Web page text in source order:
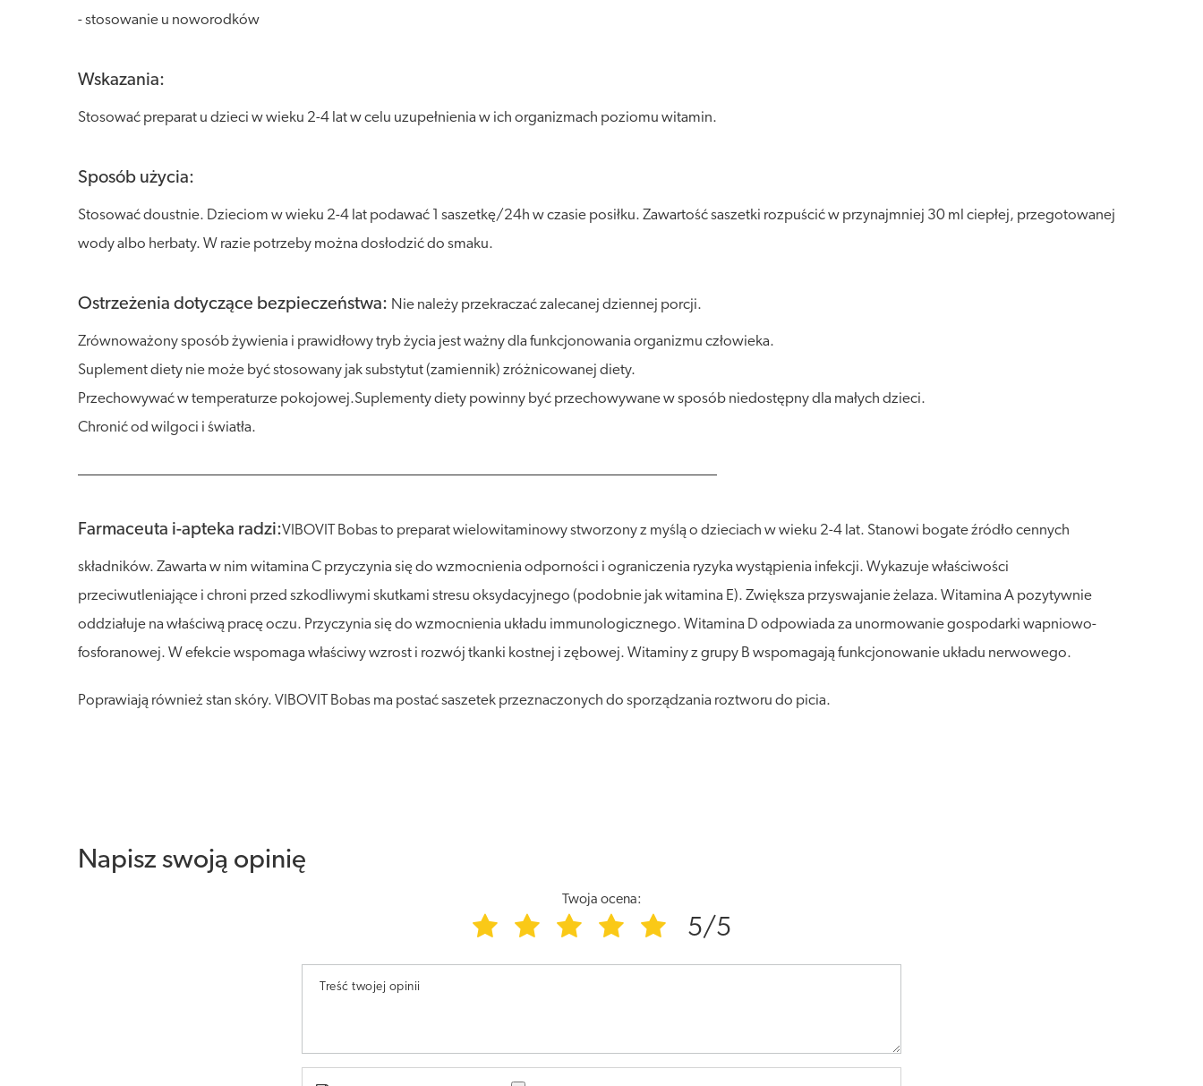
- stosowanie u noworodków
Wskazania:
Stosować preparat u dzieci w wieku 2-4 lat w celu uzupełnienia w ich organizmach poziomu witamin.
Sposób użycia:
Stosować doustnie. Dzieciom w wieku 2-4 lat podawać 1 saszetkę/24h w czasie posiłku. Zawartość saszetki rozpuścić w przynajmniej 30 ml ciepłej, przegotowanej
wody albo herbaty. W razie potrzeby można dosłodzić do smaku.
Ostrzeżenia dotyczące bezpieczeństwa: Nie należy przekraczać zalecanej dziennej porcji.
Zrównoważony sposób żywienia i prawidłowy tryb życia jest ważny dla funkcjonowania organizmu człowieka.
Suplement diety nie może być stosowany jak substytut (zamiennik) zróżnicowanej diety.
Przechowywać w temperaturze pokojowej.Suplementy diety powinny być przechowywane w sposób niedostępny dla małych dzieci.
Chronić od wilgoci i światła.
Farmaceuta i-apteka radzi:VIBOVIT Bobas to preparat wielowitaminowy stworzony z myślą o dzieciach w wieku 2-4 lat. Stanowi bogate źródło cennych
składników. Zawarta w nim witamina C przyczynia się do wzmocnienia odporności i ograniczenia ryzyka wystąpienia infekcji. Wykazuje właściwości
przeciwutleniające i chroni przed szkodliwymi skutkami stresu oksydacyjnego (podobnie jak witamina E). Zwiększa przyswajanie żelaza. Witamina A pozytywnie
oddziałuje na właściwą pracę oczu. Przyczynia się do wzmocnienia układu immunologicznego. Witamina D odpowiada za unormowanie gospodarki wapniowo-
fosforanowej. W efekcie wspomaga właściwy wzrost i rozwój tkanki kostnej i zębowej. Witaminy z grupy B wspomagają funkcjonowanie układu nerwowego.
Poprawiają również stan skóry. VIBOVIT Bobas ma postać saszetek przeznaczonych do sporządzania roztworu do picia.
Napisz swoją opinię
Twoja ocena:
5/5
Treść twojej opinii